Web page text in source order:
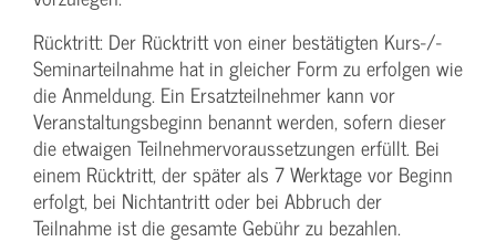
Rücktritt: Der Rücktritt von einer bestätigten Kurs-/­
Seminarteilnahme hat in gleicher Form zu erfolgen wie
die Anmeldung. Ein Ersatzteilnehmer kann vor
Veranstaltungs­beginn benannt werden, sofern dieser
die etwaigen Teilnehmer­voraussetzungen erfüllt. Bei
einem Rücktritt, der später als 7 Werktage vor Beginn
erfolgt, bei Nichtantritt oder bei Abbruch der
Teilnahme ist die gesamte Gebühr zu bezahlen.